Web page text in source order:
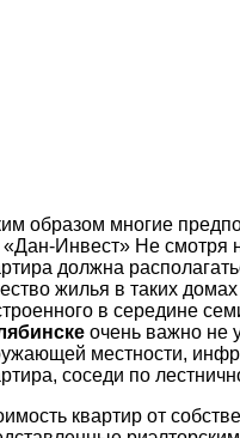
образом многие
«Дан-Инвест» Не смотря
должна
жилья в таких
в середине
очень важно не
местности,
соседи по
квартир от